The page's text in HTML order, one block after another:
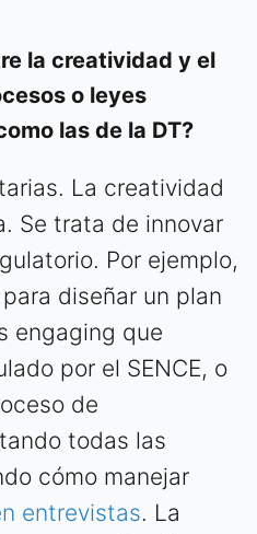
la creatividad y el
o leyes
las de la DT?
La creatividad
Se trata de innovar
Por ejemplo,
diseñar un plan
engaging que
por el SENCE, o
de
todas las
cómo manejar
entrevistas. La